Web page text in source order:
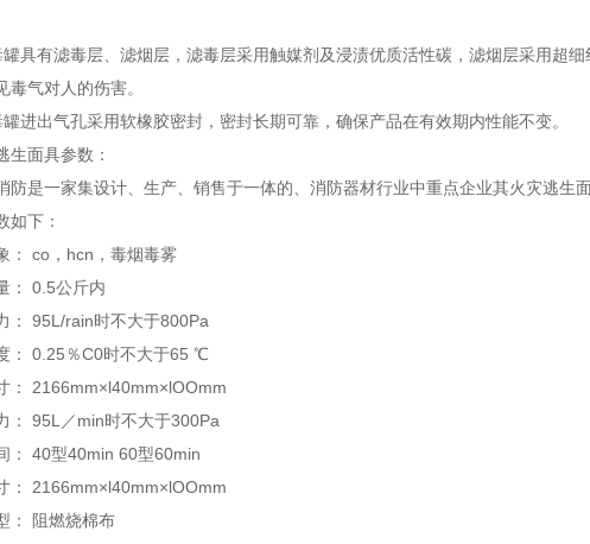
罐具有滤毒层、滤烟层，滤毒层采用触媒剂及浸渍优质活性碳，滤烟层采用超
毒气对人的伤害。
进出气孔采用软橡胶密封，密封长期可靠，确保产品在有效期内性能不变。
生面具参数：
防是一家集设计、生产、销售于一体的、消防器材行业中重点企业其火灾逃
如下：
： co，hcn，毒烟毒雾
： 0.5公斤内
： 95L/rain时不大于800Pa
： 0.25％C0时不大于65 ℃
： 2166mm×l40mm×lOOmm
： 95L／min时不大于300Pa
： 40型40min 60型60min
： 2166mm×l40mm×lOOmm
： 阻燃烧棉布